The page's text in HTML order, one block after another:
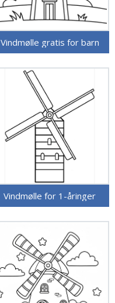
Vindmølle gratis for barn
Vindmølle for 1-åringer